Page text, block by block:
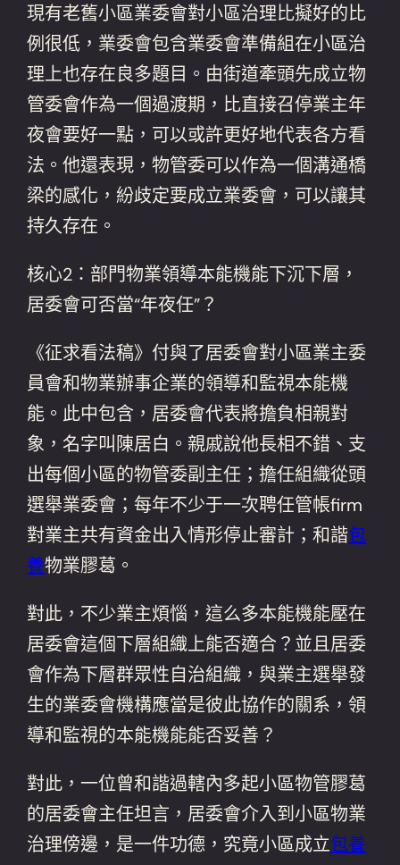
現有老舊小區業委會對小區治理比擬好的比
例很低，業委會包含業委會準備組在小區治
理上也存在良多題目。由街道牽頭先成立物
管委會作為一個過渡期，比直接召停業主年
夜會要好一點，可以或許更好地代表各方看
法。他還表現，物管委可以作為一個溝通橋
梁的感化，紛歧定要成立業委會，可以讓其
持久存在。
核心2：部門物業領導本能機能下沉下層，
居委會可否當“年夜任”？
《征求看法稿》付與了居委會對小區業主委
員會和物業辦事企業的領導和監視本能機
能。此中包含，居委會代表將擔負相親對
象，名字叫陳居白。親戚說他長相不錯、支
出每個小區的物管委副主任；擔任組織從頭
選舉業委會；每年不少于一次聘任管帳firm
對業主共有資金出入情形停止審計；和諧包
養物業膠葛。
對此，不少業主煩惱，這么多本能機能壓在
居委會這個下層組織上能否適合？並且居委
會作為下層群眾性自治組織，與業主選舉發
生的業委會機構應當是彼此協作的關系，領
導和監視的本能機能能否妥善？
對此，一位曾和諧過轄內多起小區物管膠葛
的居委會主任坦言，居委會介入到小區物業
治理傍邊，是一件功德，究竟小區成立包養